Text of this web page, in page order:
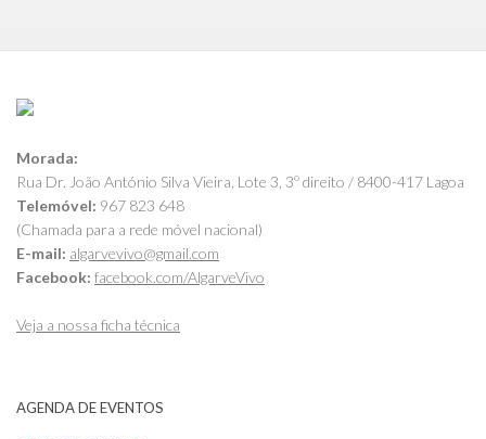
Morada:
Rua Dr. João António Silva Vieira, Lote 3, 3º direito / 8400-417 Lagoa
Telemóvel: 967 823 648
(Chamada para a rede móvel nacional)
E-mail: algarvevivo@gmail.com
Facebook: facebook.com/AlgarveVivo
Veja a nossa ficha técnica
AGENDA DE EVENTOS